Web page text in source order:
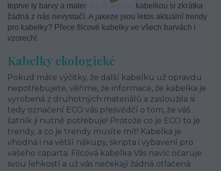
teprve ty barvy a materiály. S jednou kabelkou si zkrátka
žádná z nás nevystačí. A jakéže jsou letos aktuální trendy
pro kabelky? Přece filcové kabelky ve všech barvách i
vzorech!
Kabelky ekologické
Pokud máte výčitky, že další kabelku už opravdu
nepotřebujete, věříme, že informace, že kabelka je
vyrobená z druhotných materiálů a zasloužila si
tedy označení ECO vás přesvědčí o tom, že váš
šatník ji nutně potřebuje! Protože co je ECO to je
trendy, a co je trendy musíte mít! Kabelka je
vhodná i na větší nákupy, skripta i vybavení pro
vašeho caparta. Filcová kabelka Vás navíc očaruje
svou lehkostí a už vás nečekají žádná otlačená